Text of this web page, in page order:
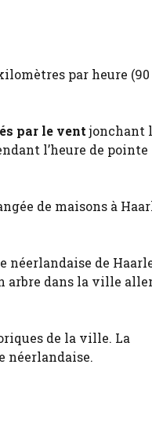
par heure (90
par le ventjonchant
l’heure de pointe
de maisons à
néerlandaise de
arbre dans la ville
de la ville. La
néerlandaise.